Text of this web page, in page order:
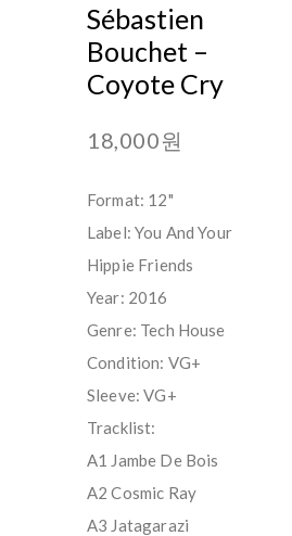
Sébastien
Bouchet ‎–
Coyote Cry
18,000원
Format: 12"
Label: You And Your
Hippie Friends
Year: 2016
Genre: Tech House
Condition: VG+
Sleeve: VG+
Tracklist:
A1 Jambe De Bois
A2 Cosmic Ray
A3 Jatagarazi